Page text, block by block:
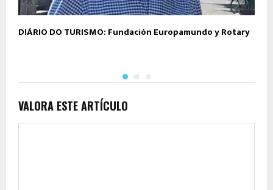
DIÁRIO DO TURISMO: Fundación Europamundo y Rotary
VALORA ESTE ARTÍCULO